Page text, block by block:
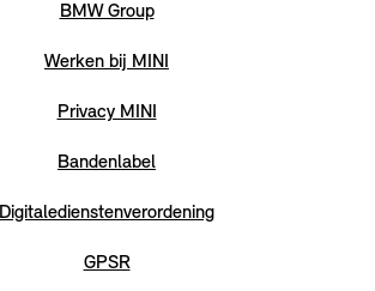
BMW Group
Werken bij MINI
Privacy MINI
Bandenlabel
Digitaledienstenverordening
GPSR